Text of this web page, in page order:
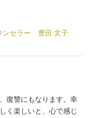
ンセラー 豊田 文子
復讐にもなります。幸
く楽しいと、心で感じ